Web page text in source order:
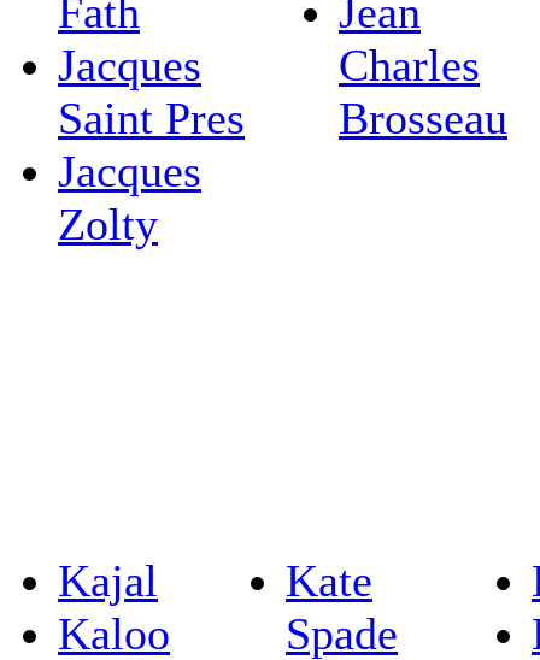
Fath
Jacques
Saint Pres
Jacques
Zolty
Jean
Charles
Brosseau
Kajal
Kaloo
Kate
Spade